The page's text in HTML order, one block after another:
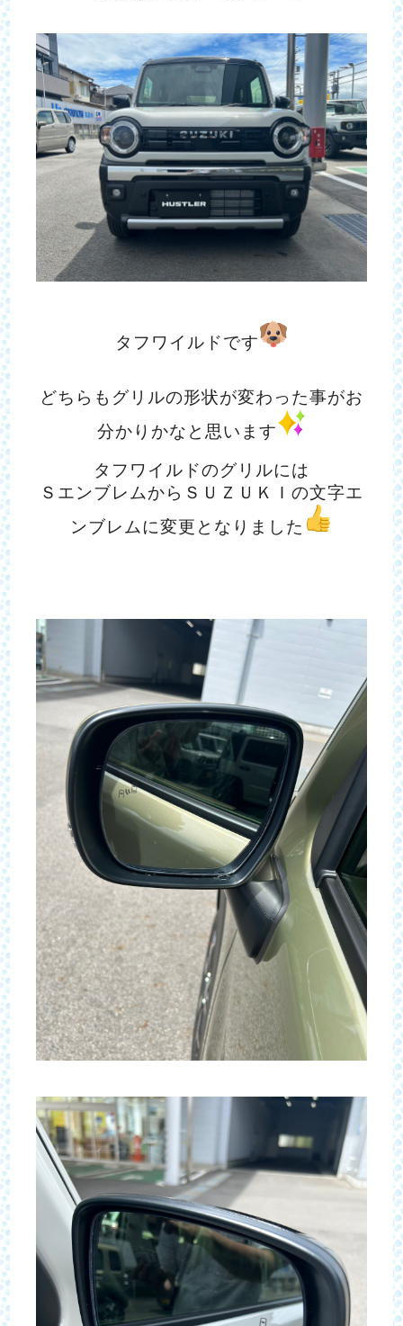
タフワイルドです
どちらもグリルの形状が変わった事がお
分かりかなと思います
タフワイルドのグリルには
ＳエンブレムからＳＵＺＵＫＩの文字エ
ンブレムに変更となりました